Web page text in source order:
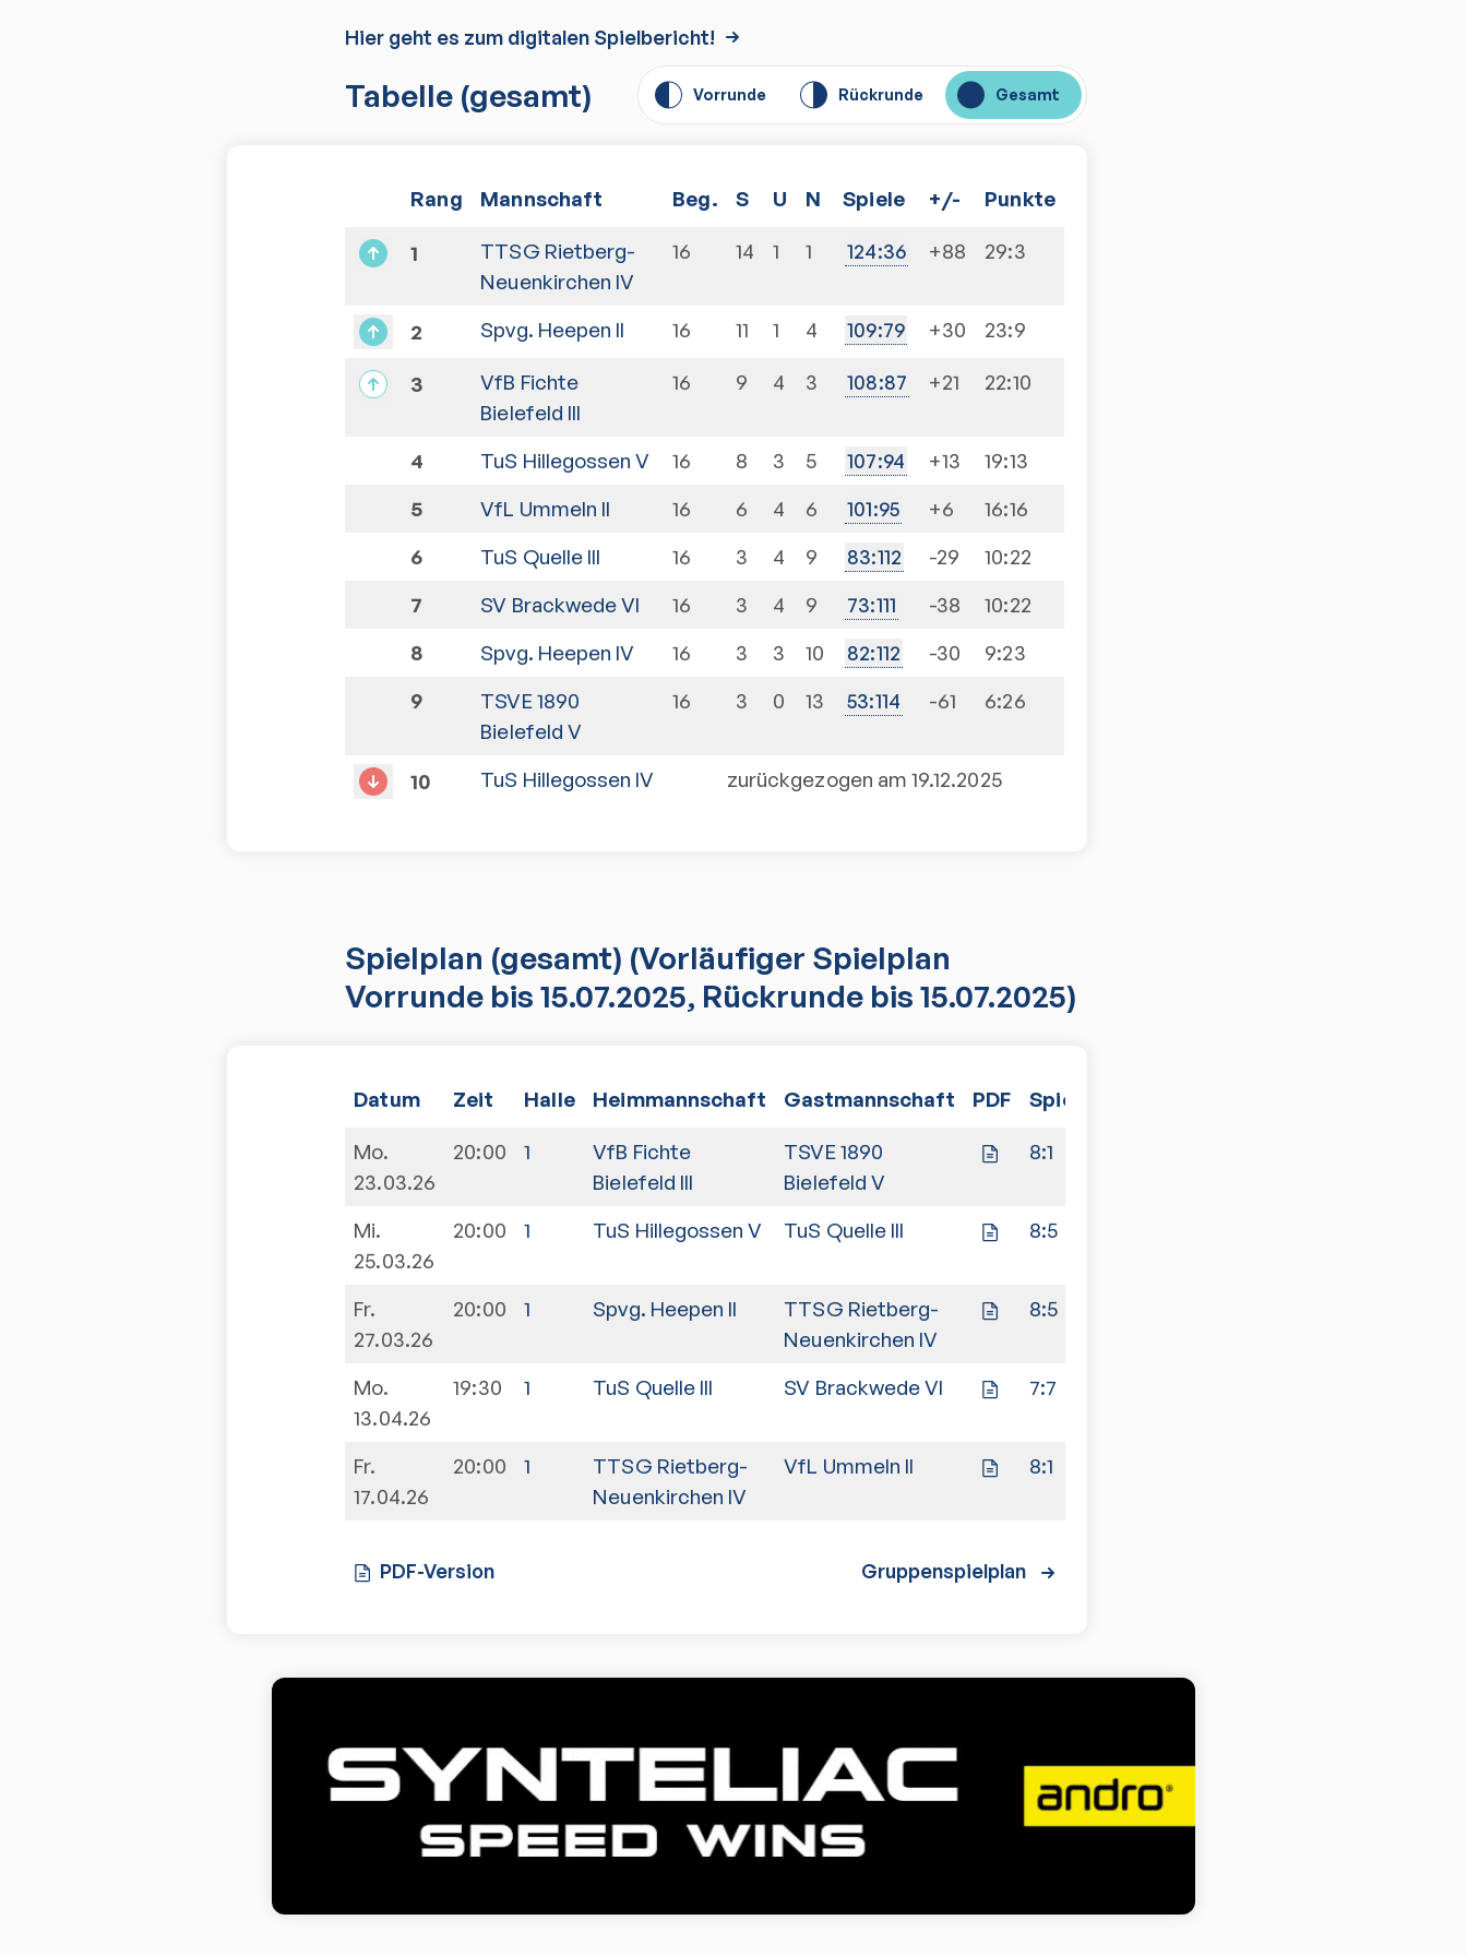
Hier geht es zum digitalen Spielbericht!
Tabelle (gesamt) Vorrunde Rückrunde Gesamt
Rang Mannschaft Beg. S U N Spiele +/- Punkte
1
TTSG Rietberg-
Neuenkirchen IV
16 14 1 1 124:36 +88 29:3
2 Spvg. Heepen II 16 11 1 4 109:79 +30 23:9
3
VfB Fichte
Bielefeld III
16 9 4 3 108:87 +21 22:10
4 TuS Hillegossen V 16 8 3 5 107:94 +13 19:13
5
VfL Ummeln II 16 6 4 6 101:95 +6 16:16
6
TuS Quelle III 16 3 4 9 83:112 -29 10:22
7
SV Brackwede VI 16 3 4 9 73:111 -38 10:22
8
Spvg. Heepen IV 16 3 3 10 82:112 -30 9:23
9
TSVE 1890
Bielefeld V
16 3 0 13 53:114 -61 6:26
10 TuS Hillegossen IV zurückgezogen am 19.12.2025
Spielplan (gesamt) (Vorläufiger Spielplan
Vorrunde bis 15.07.2025, Rückrunde bis 15.07.2025)
Datum Zeit Halle Heimmannschaft Gastmannschaft PDF Spiele
Mo.
23.03.26
20:00 1
VfB Fichte
Bielefeld III
TSVE 1890
Bielefeld V
8:1
Mi.
25.03.26
20:00 1 TuS Hillegossen V TuS Quelle III 8:5
Fr.
27.03.26
20:00 1 Spvg. Heepen II
TTSG Rietberg-
Neuenkirchen IV
8:5
Mo.
13.04.26
19:30 1 TuS Quelle III SV Brackwede VI 7:7
Fr.
17.04.26
20:00 1
TTSG Rietberg-
Neuenkirchen IV
VfL Ummeln II 8:1
PDF-Version Gruppenspielplan